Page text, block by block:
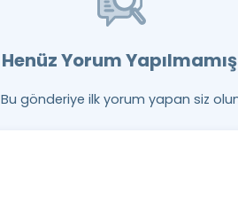
Henüz Yorum
Bu gönderiye ilk yorum yapan siz